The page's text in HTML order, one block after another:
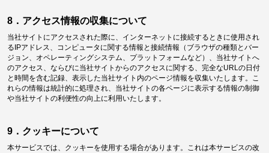
8．アクセス情報の収集について
当社サイトにアクセスされた際に、インターネットに接続するときに使用され
るIPアドレス、コンピュータに関する情報と接続情報（ブラウザの種類とバー
ジョン、オペレーティングシステム、プラットフォームなど）、当社サイトへ
のアクセス、ならびに当社サイトからのアクセスに関する、完全なURLの日付
と時間を含む記録、表示した当社サイト内のページ情報を収集いたします。こ
れらの情報は統計的に処理され、当社サイトの各ページに表示する情報の制御
や当社サイトの利便性の向上に利用いたします。
9．クッキーについて
本サービスでは、クッキーを使用する場合があります。これは本サービスの改